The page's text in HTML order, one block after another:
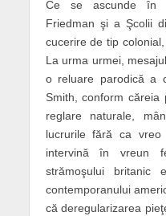
Ce se ascunde în
Friedman şi a Şcolii
cucerire de tip
La urma urmei,
o reluare parodică a
Smith, conform
reglare naturale,
lucrurile fără ca vreo
intervină în vreun
strămoşului
contemporanului
că deregularizarea